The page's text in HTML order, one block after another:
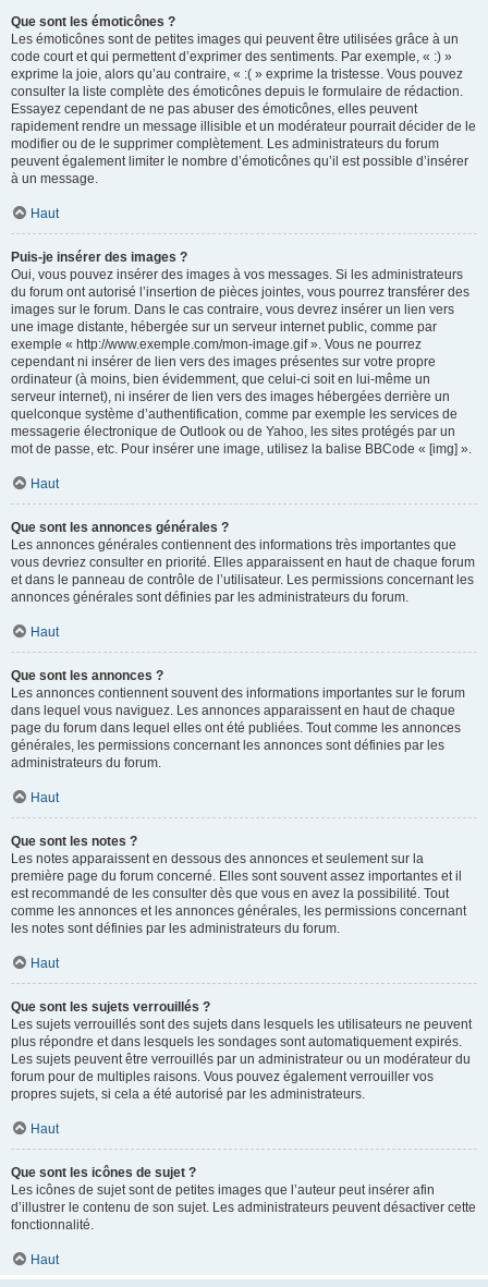
Que sont les émoticônes ?
Les émoticônes sont de petites images qui peuvent être utilisées grâce à un
code court et qui permettent d’exprimer des sentiments. Par exemple, « :) »
exprime la joie, alors qu’au contraire, « :( » exprime la tristesse. Vous pouvez
consulter la liste complète des émoticônes depuis le formulaire de rédaction.
Essayez cependant de ne pas abuser des émoticônes, elles peuvent
rapidement rendre un message illisible et un modérateur pourrait décider de le
modifier ou de le supprimer complètement. Les administrateurs du forum
peuvent également limiter le nombre d’émoticônes qu’il est possible d’insérer
à un message.
Haut
Puis-je insérer des images ?
Oui, vous pouvez insérer des images à vos messages. Si les administrateurs
du forum ont autorisé l’insertion de pièces jointes, vous pourrez transférer des
images sur le forum. Dans le cas contraire, vous devrez insérer un lien vers
une image distante, hébergée sur un serveur internet public, comme par
exemple « http://www.exemple.com/mon-image.gif ». Vous ne pourrez
cependant ni insérer de lien vers des images présentes sur votre propre
ordinateur (à moins, bien évidemment, que celui-ci soit en lui-même un
serveur internet), ni insérer de lien vers des images hébergées derrière un
quelconque système d’authentification, comme par exemple les services de
messagerie électronique de Outlook ou de Yahoo, les sites protégés par un
mot de passe, etc. Pour insérer une image, utilisez la balise BBCode « [img] ».
Haut
Que sont les annonces générales ?
Les annonces générales contiennent des informations très importantes que
vous devriez consulter en priorité. Elles apparaissent en haut de chaque forum
et dans le panneau de contrôle de l’utilisateur. Les permissions concernant les
annonces générales sont définies par les administrateurs du forum.
Haut
Que sont les annonces ?
Les annonces contiennent souvent des informations importantes sur le forum
dans lequel vous naviguez. Les annonces apparaissent en haut de chaque
page du forum dans lequel elles ont été publiées. Tout comme les annonces
générales, les permissions concernant les annonces sont définies par les
administrateurs du forum.
Haut
Que sont les notes ?
Les notes apparaissent en dessous des annonces et seulement sur la
première page du forum concerné. Elles sont souvent assez importantes et il
est recommandé de les consulter dès que vous en avez la possibilité. Tout
comme les annonces et les annonces générales, les permissions concernant
les notes sont définies par les administrateurs du forum.
Haut
Que sont les sujets verrouillés ?
Les sujets verrouillés sont des sujets dans lesquels les utilisateurs ne peuvent
plus répondre et dans lesquels les sondages sont automatiquement expirés.
Les sujets peuvent être verrouillés par un administrateur ou un modérateur du
forum pour de multiples raisons. Vous pouvez également verrouiller vos
propres sujets, si cela a été autorisé par les administrateurs.
Haut
Que sont les icônes de sujet ?
Les icônes de sujet sont de petites images que l’auteur peut insérer afin
d’illustrer le contenu de son sujet. Les administrateurs peuvent désactiver cette
fonctionnalité.
Haut